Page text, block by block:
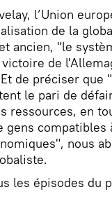
l’Union
de la
ancien, "le
de
de préciser que
le pari de
ressources, en
gens compatibles
nous
les épisodes du